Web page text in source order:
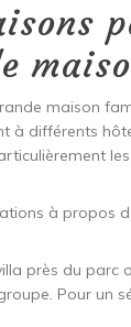
maison
à différents
à propos
près du
Pour un